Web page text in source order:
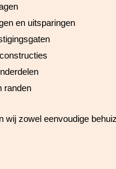
en uitsparingen
randen
wij zowel eenvoudige